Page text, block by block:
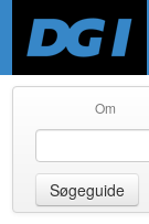
Om
Søgeguide